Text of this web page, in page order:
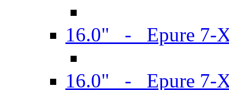
16.0" - Epure 7-
16.0" - Epure 7-